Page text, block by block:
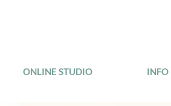
ONLINE STUDIO INFO